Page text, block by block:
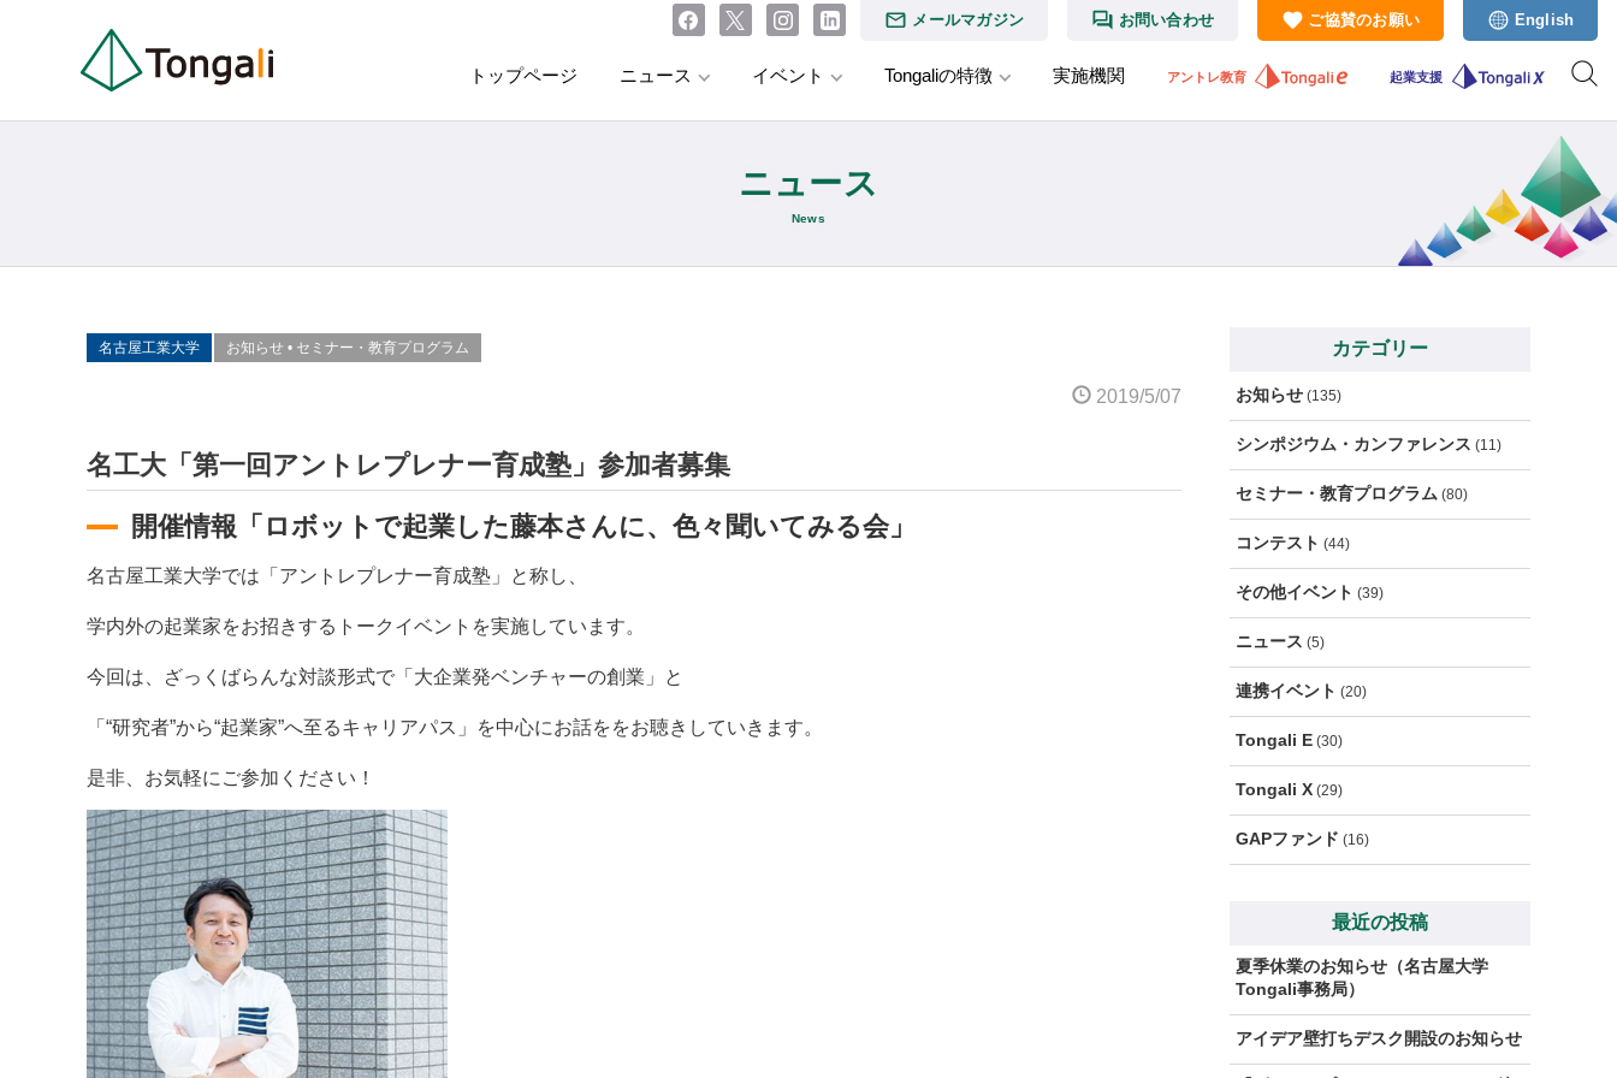
メールマガジン お問い合わせ ご協賛のお願い English
トップページ ニュース イベント Tongaliの特徴 実施機関 アントレ教育 起業支援
ニュース
News
名古屋工業大学 お知らせ • セミナー・教育プログラム
2019/5/07
名工大「第一回アントレプレナー育成塾」参加者募集
開催情報 「ロボットで起業した藤本さんに、色々聞いてみる会」
名古屋工業大学では「アントレプレナー育成塾」と称し、
学内外の起業家をお招きするトークイベントを実施しています。
今回は、ざっくばらんな対談形式で「大企業発ベンチャーの創業」と
「“研究者”から“起業家”へ至るキャリアパス」を中心にお話ををお聴きしていきます。
是非、お気軽にご参加ください！
カテゴリー
お知らせ (135)
シンポジウム・カンファレンス (11)
セミナー・教育プログラム (80)
コンテスト (44)
その他イベント (39)
ニュース (5)
連携イベント (20)
Tongali E (30)
Tongali X (29)
GAPファンド (16)
最近の投稿
夏季休業のお知らせ（名古屋大学
Tongali事務局）
アイデア壁打ちデスク開設のお知らせ